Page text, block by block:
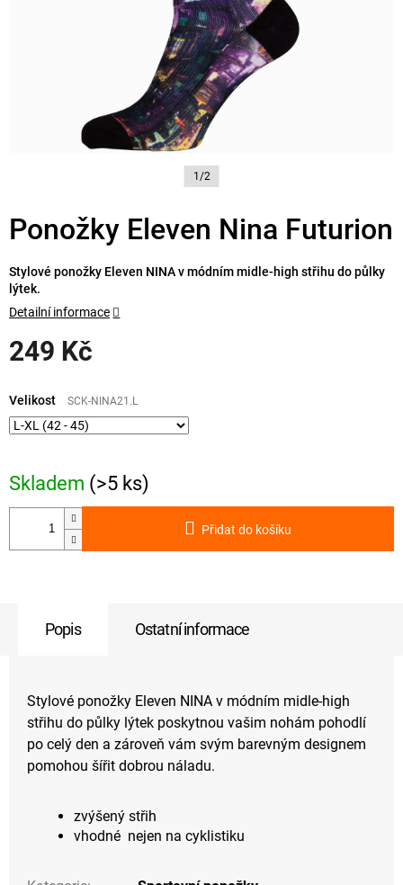
1/2
Ponožky Eleven Nina Futurion
249 Kč
cena:
Skladem (>5 ks)
Velikost SCK-NINA21.L
Přidat do košíku
Stylové ponožky Eleven NINA v módním midle-high střihu do půlky
lýtek.
Detailní informace
Popis Ostatní informace
Stylové ponožky Eleven NINA v módním midle-high
střihu do půlky lýtek poskytnou vašim nohám pohodlí
po celý den a zároveň vám svým barevným designem
pomohou šířit dobrou náladu.
zvýšený střih
vhodné nejen na cyklistiku